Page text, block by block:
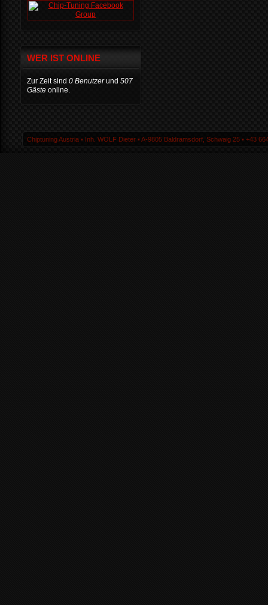
WER IST ONLINE
Zur Zeit sind 0 Benutzerund 507
Gäste online.
Chiptuning Austria ▪ Inh. WOLF Dieter ▪ A-9805 Baldramsdorf, Schwaig 25 ▪ +43